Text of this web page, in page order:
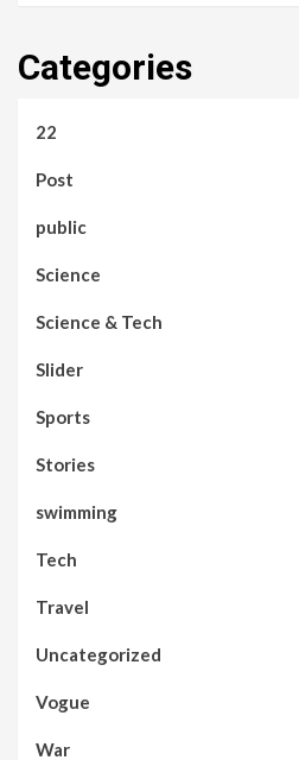
Categories
22
Post
public
Science
Science & Tech
Slider
Sports
Stories
swimming
Tech
Travel
Uncategorized
Vogue
War